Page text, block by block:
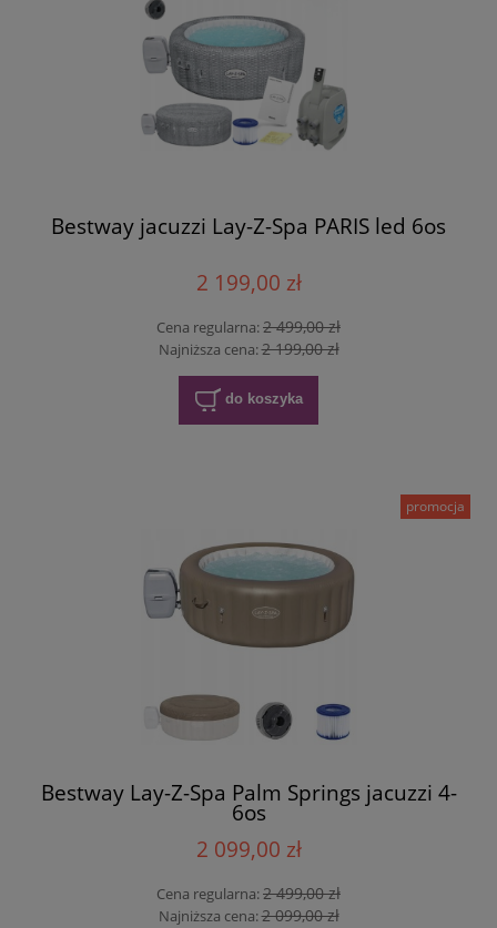
Bestway jacuzzi Lay-Z-Spa PARIS led 6os
2 199,00 zł
Cena regularna:2 499,00 zł
Najniższa cena:2 199,00 zł
do koszyka
Bestway Lay-Z-Spa Palm Springs jacuzzi 4-
6os
2 099,00 zł
Cena regularna:2 499,00 zł
Najniższa cena:2 099,00 zł
promocja